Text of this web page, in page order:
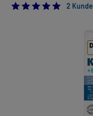
5.0
2